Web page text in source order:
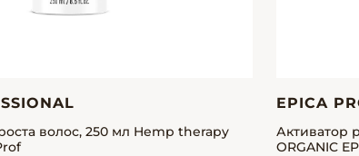
волос, 250 мл Hemp therapy
EPICA
Активатор
ORGANIC